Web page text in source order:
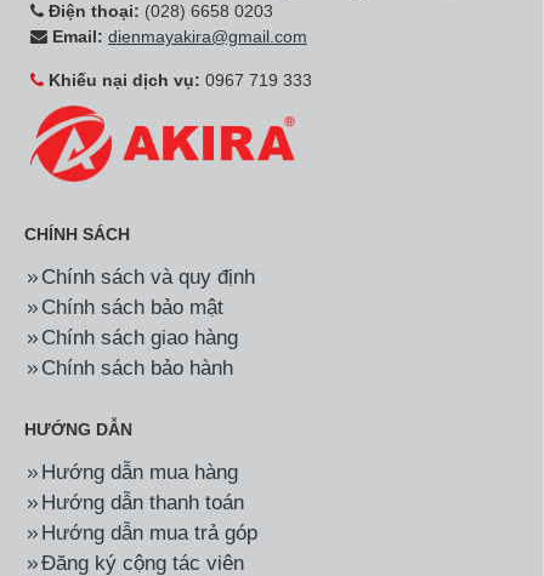
Điện thoại: (028) 6658 0203
Email: dienmayakira@gmail.com
Khiếu nại dịch vụ: 0967 719 333
CHÍNH SÁCH
Chính sách và quy định
Chính sách bảo mật
Chính sách giao hàng
Chính sách bảo hành
HƯỚNG DẪN
Hướng dẫn mua hàng
Hướng dẫn thanh toán
Hướng dẫn mua trả góp
Đăng ký cộng tác viên